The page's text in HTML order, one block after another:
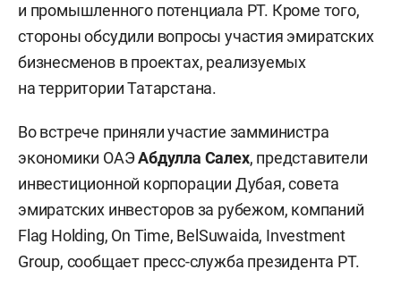
и промышленного потенциала РТ. Кроме того,
стороны обсудили вопросы участия эмиратских
бизнесменов в проектах, реализуемых
на территории Татарстана.
Во встрече приняли участие замминистра
экономики ОАЭАбдулла Салех, представители
инвестиционной корпорации Дубая, совета
эмиратских инвесторов за рубежом, компаний
Flag Holding, On Time, BelSuwaida, Investment
Group, сообщает пресс-служба президента РТ.